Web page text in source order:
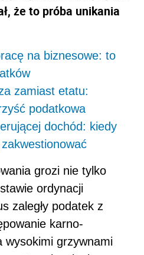
że to próba unikania
na biznesowe: to
zamiast etatu:
podatkowa
dochód: kiedy
grozi nie tylko
ordynacji
zaległy podatek z
karno-
wysokimi grzywnami